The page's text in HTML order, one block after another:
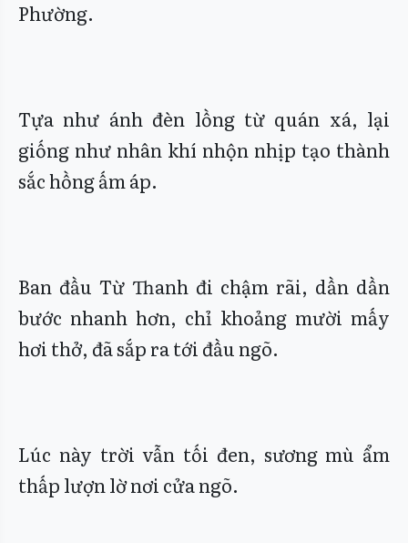
Phường.
Tựa như ánh đèn lồng từ quán xá, lại
giống như nhân khí nhộn nhịp tạo thành
sắc hồng ấm áp.
Ban đầu Từ Thanh đi chậm rãi, dần dần
bước nhanh hơn, chỉ khoảng mười mấy
hơi thở, đã sắp ra tới đầu ngõ.
Lúc này trời vẫn tối đen, sương mù ẩm
thấp lượn lờ nơi cửa ngõ.